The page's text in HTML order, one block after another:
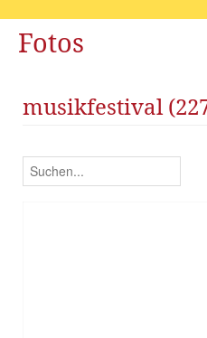
Fotos
musikfestival